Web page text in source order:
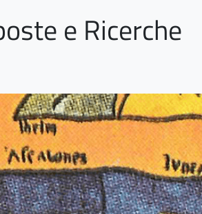
e Ricerche